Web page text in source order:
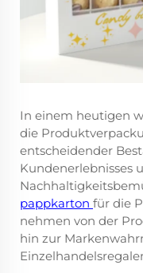
In einem heutigen
die
entscheidender
Kundenerlebnisses
pappkarton für die
nehmen von der
hin zur